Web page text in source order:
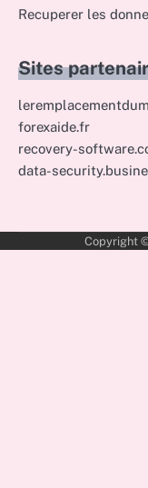
Recuperer les
Sites
forexaide.fr
recovery-
data-
Copyright